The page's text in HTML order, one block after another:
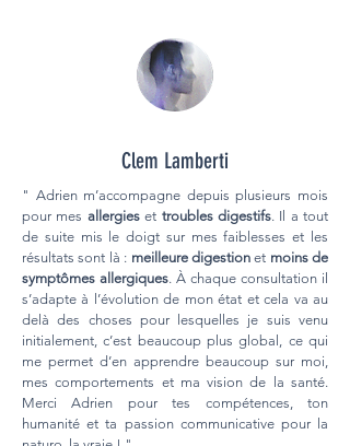
Clem Lamberti
" Adrien m’accompagne depuis plusieurs mois
pour mes allergieset troubles digestifs. Il a tout
de suite mis le doigt sur mes faiblesses et les
résultats sont là : meilleure digestionet moins de
symptômes allergiques. À chaque consultation il
s’adapte à l’évolution de mon état et cela va au
delà des choses pour lesquelles je suis venu
initialement, c’est beaucoup plus global, ce qui
me permet d’en apprendre beaucoup sur moi,
mes comportements et ma vision de la santé.
Merci Adrien pour tes compétences, ton
humanité et ta passion communicative pour la